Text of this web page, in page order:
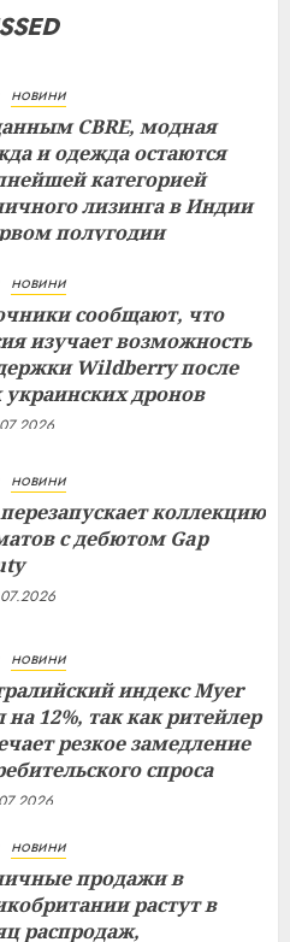
новини
CBRE, модная
и одежда остаются
категорией
лизинга в Индии
полугодии
новини
сообщают, что
изучает возможность
Wildberry после
украинских дронов
новини
коллекцию
с дебютом Gap
новини
индекс Myer
на 12%, так как ритейлер
резкое замедление
спроса
новини
продажи в
растут в
распродаж,